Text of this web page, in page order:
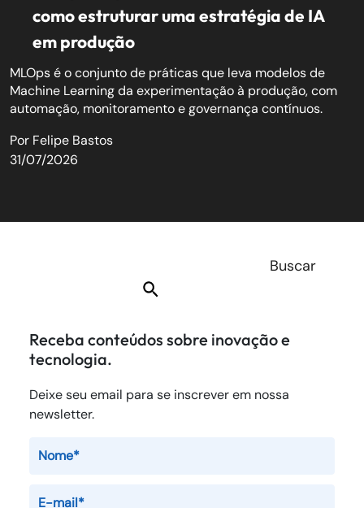
como estruturar uma estratégia de IA
em produção
MLOps é o conjunto de práticas que leva modelos de
Machine Learning da experimentação à produção, com
automação, monitoramento e governança contínuos.
Por Felipe Bastos
31/07/2026
Receba conteúdos sobre inovação e
tecnologia.
Deixe seu email para se inscrever em nossa
newsletter.